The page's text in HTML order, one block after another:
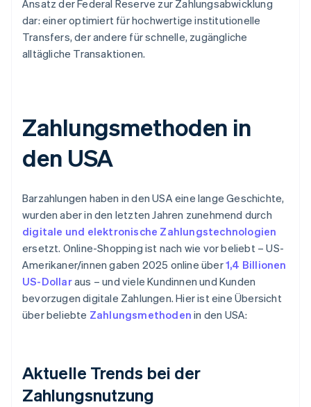
Ansatz der Federal Reserve zur Zahlungsabwicklung
dar: einer optimiert für hochwertige institutionelle
Transfers, der andere für schnelle, zugängliche
alltägliche Transaktionen.
Zahlungsmethoden in
den USA
Barzahlungen haben in den USA eine lange Geschichte,
wurden aber in den letzten Jahren zunehmend durch
digitale und elektronische Zahlungstechnologien
ersetzt. Online-Shopping ist nach wie vor beliebt – US-
Amerikaner/innen gaben 2025 online über1,4 Billionen
US-Dollaraus – und viele Kundinnen und Kunden
bevorzugen digitale Zahlungen. Hier ist eine Übersicht
über beliebte Zahlungsmethoden in den USA:
Aktuelle Trends bei der
Zahlungsnutzung